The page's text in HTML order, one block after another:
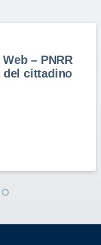
– PNRR
del cittadino